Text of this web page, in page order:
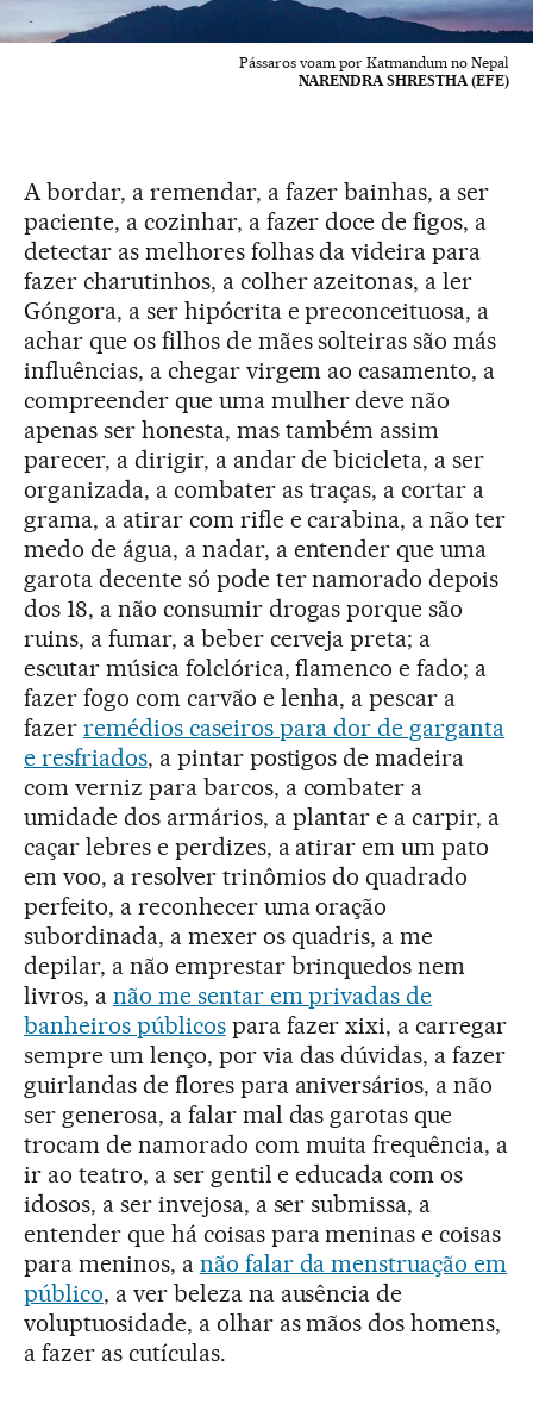
Pássaros voam por Katmandum no Nepal
NARENDRA SHRESTHA (EFE)
A bordar, a remendar, a fazer bainhas, a ser
paciente, a cozinhar, a fazer doce de figos, a
detectar as melhores folhas da videira para
fazer charutinhos, a colher azeitonas, a ler
Góngora, a ser hipócrita e preconceituosa, a
achar que os filhos de mães solteiras são más
influências, a chegar virgem ao casamento, a
compreender que uma mulher deve não
apenas ser honesta, mas também assim
parecer, a dirigir, a andar de bicicleta, a ser
organizada, a combater as traças, a cortar a
grama, a atirar com rifle e carabina, a não ter
medo de água, a nadar, a entender que uma
garota decente só pode ter namorado depois
dos 18, a não consumir drogas porque são
ruins, a fumar, a beber cerveja preta; a
escutar música folclórica, flamenco e fado; a
fazer fogo com carvão e lenha, a pescar a
fazer remédios caseiros para dor de garganta
e resfriados, a pintar postigos de madeira
com verniz para barcos, a combater a
umidade dos armários, a plantar e a carpir, a
caçar lebres e perdizes, a atirar em um pato
em voo, a resolver trinômios do quadrado
perfeito, a reconhecer uma oração
subordinada, a mexer os quadris, a me
depilar, a não emprestar brinquedos nem
livros, a não me sentar em privadas de
banheiros públicospara fazer xixi, a carregar
sempre um lenço, por via das dúvidas, a fazer
guirlandas de flores para aniversários, a não
ser generosa, a falar mal das garotas que
trocam de namorado com muita frequência, a
ir ao teatro, a ser gentil e educada com os
idosos, a ser invejosa, a ser submissa, a
entender que há coisas para meninas e coisas
para meninos, a não falar da menstruação em
público, a ver beleza na ausência de
voluptuosidade, a olhar as mãos dos homens,
a fazer as cutículas.